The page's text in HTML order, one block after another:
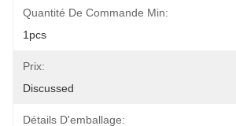
Quantité De Commande Min:
1pcs
Prix:
Discussed
Détails D'emballage: